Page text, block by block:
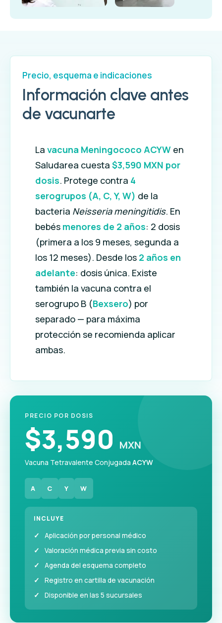
Precio, esquema e indicaciones
Información clave antes
de vacunarte
La vacuna Meningococo ACYW en
Saludarea cuesta $3,590 MXN por
dosis. Protege contra 4
serogrupos (A, C, Y, W) de la
bacteria Neisseria meningitidis. En
bebés menores de 2 años: 2 dosis
(primera a los 9 meses, segunda a
los 12 meses). Desde los 2 años en
adelante: dosis única. Existe
también la vacuna contra el
serogrupo B (Bexsero) por
separado — para máxima
protección se recomienda aplicar
ambas.
PRECIO POR DOSIS
$3,590 MXN
Vacuna Tetravalente Conjugada ACYW
A C Y W
INCLUYE
Aplicación por personal médico
Valoración médica previa sin costo
Agenda del esquema completo
Registro en cartilla de vacunación
Disponible en las 5 sucursales